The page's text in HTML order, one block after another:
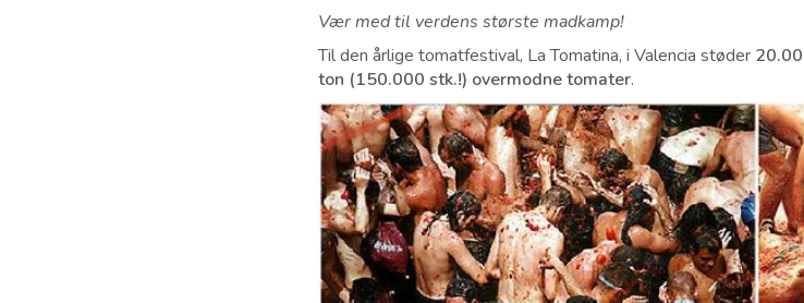
Vær med til verdens største madkamp!
Til den årlige tomatfestival, La Tomatina, i Valencia støder
ton (150.000 stk.!) overmodne tomater.